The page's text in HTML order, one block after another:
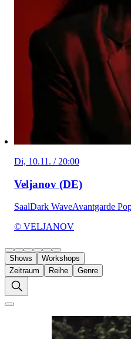
Di, 10.11. / 20:00
Veljanov (DE)
SaalDark WaveAvantgarde
© VELJANOV
Shows
Workshops
Zeitraum
Reihe Genre